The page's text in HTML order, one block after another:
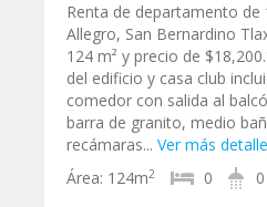
Renta de departamento de
Allegro, San Bernardino
124 m² y precio de
del edificio y casa club
comedor con salida al
barra de granito, medio
recámaras... Ver más
Área: 124m2 0 0